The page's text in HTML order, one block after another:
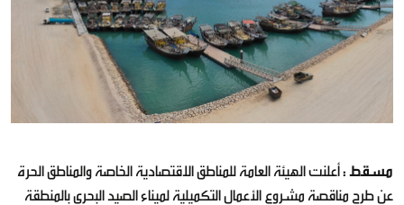
مسقط :أعلنت الهيئة العامة للمناطق الاقتصادية الخاصة والمناطق الحرة
عن طرح مناقصة مشروع الأعمال التكميلية لميناء الصيد البحري بالمنطقة